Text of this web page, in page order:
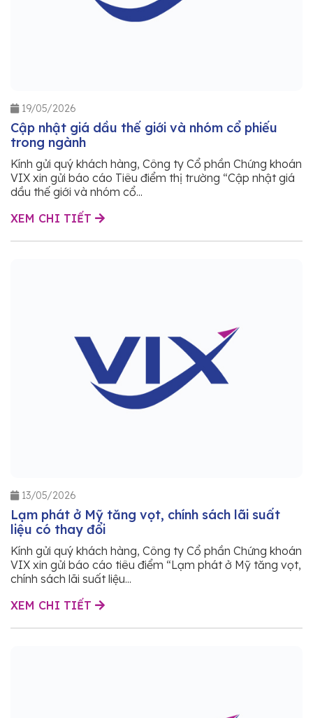
19/05/2026
Cập nhật giá dầu thế giới và nhóm cổ phiếu
trong ngành
Kính gửi quý khách hàng, Công ty Cổ phần Chứng khoán
VIX xin gửi báo cáo Tiêu điểm thị trường “Cập nhật giá
dầu thế giới và nhóm cổ...
XEM CHI TIẾT
13/05/2026
Lạm phát ở Mỹ tăng vọt, chính sách lãi suất
liệu có thay đổi
Kính gửi quý khách hàng, Công ty Cổ phần Chứng khoán
VIX xin gửi báo cáo tiêu điểm “Lạm phát ở Mỹ tăng vọt,
chính sách lãi suất liệu...
XEM CHI TIẾT